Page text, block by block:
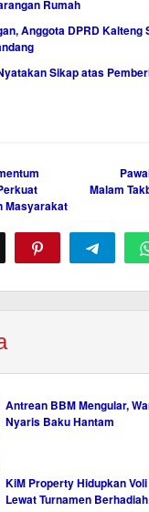
Rumah
Anggota DPRD Kalteng
Sikap atas
Masyarakat
Malam
Antrean BBM Mengular,
Nyaris Baku Hantam
KiM Property Hidupkan
Lewat Turnamen